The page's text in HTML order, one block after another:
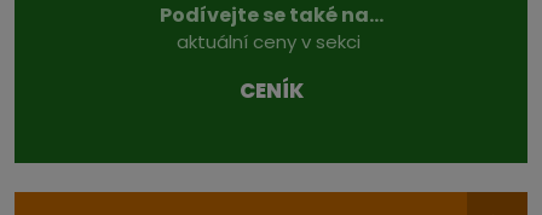
Podívejte se také na...
aktuální ceny v sekci
CENÍK